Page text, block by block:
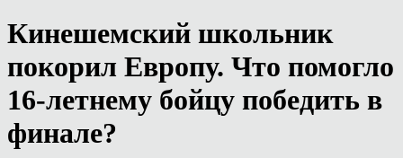
Кинешемский школьник
покорил Европу. Что помогло
16-летнему бойцу победить в
финале?